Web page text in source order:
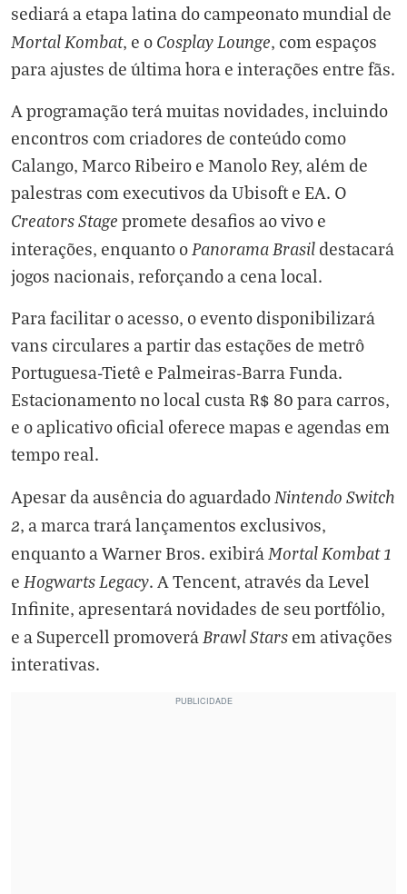
sediará a etapa latina do campeonato mundial de
Mortal Kombat, e o Cosplay Lounge, com espaços
para ajustes de última hora e interações entre fãs.
A programação terá muitas novidades, incluindo
encontros com criadores de conteúdo como
Calango, Marco Ribeiro e Manolo Rey, além de
palestras com executivos da Ubisoft e EA. O
Creators Stage promete desafios ao vivo e
interações, enquanto o Panorama Brasil destacará
jogos nacionais, reforçando a cena local.
Para facilitar o acesso, o evento disponibilizará
vans circulares a partir das estações de metrô
Portuguesa-Tietê e Palmeiras-Barra Funda.
Estacionamento no local custa R$ 80 para carros,
e o aplicativo oficial oferece mapas e agendas em
tempo real.
Apesar da ausência do aguardado Nintendo Switch
2, a marca trará lançamentos exclusivos,
enquanto a Warner Bros. exibirá Mortal Kombat 1
e Hogwarts Legacy. A Tencent, através da Level
Infinite, apresentará novidades de seu portfólio,
e a Supercell promoverá Brawl Stars em ativações
interativas.